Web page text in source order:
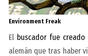
Environment Freak
El buscador fue
alemán que tras haber